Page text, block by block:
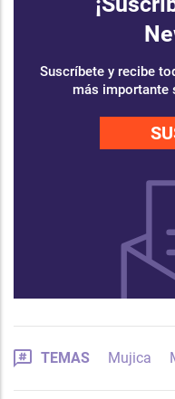
Suscríbete y recibe
más importante
TEMAS Mujica